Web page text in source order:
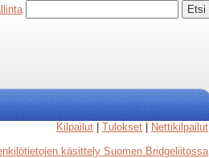
Kilpailut
Tulokset
Nettikilpailut
käsittely Suomen Bridgeliitossa